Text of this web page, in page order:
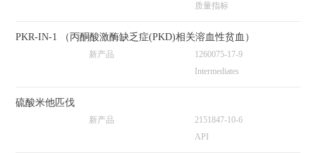
质量指标
PKR-IN-1 （丙酮酸激酶缺乏症(PKD)相关溶血性贫血）
1260075-17-9
新产品
Intermediates
硫酸米他匹伐
2151847-10-6
新产品
API